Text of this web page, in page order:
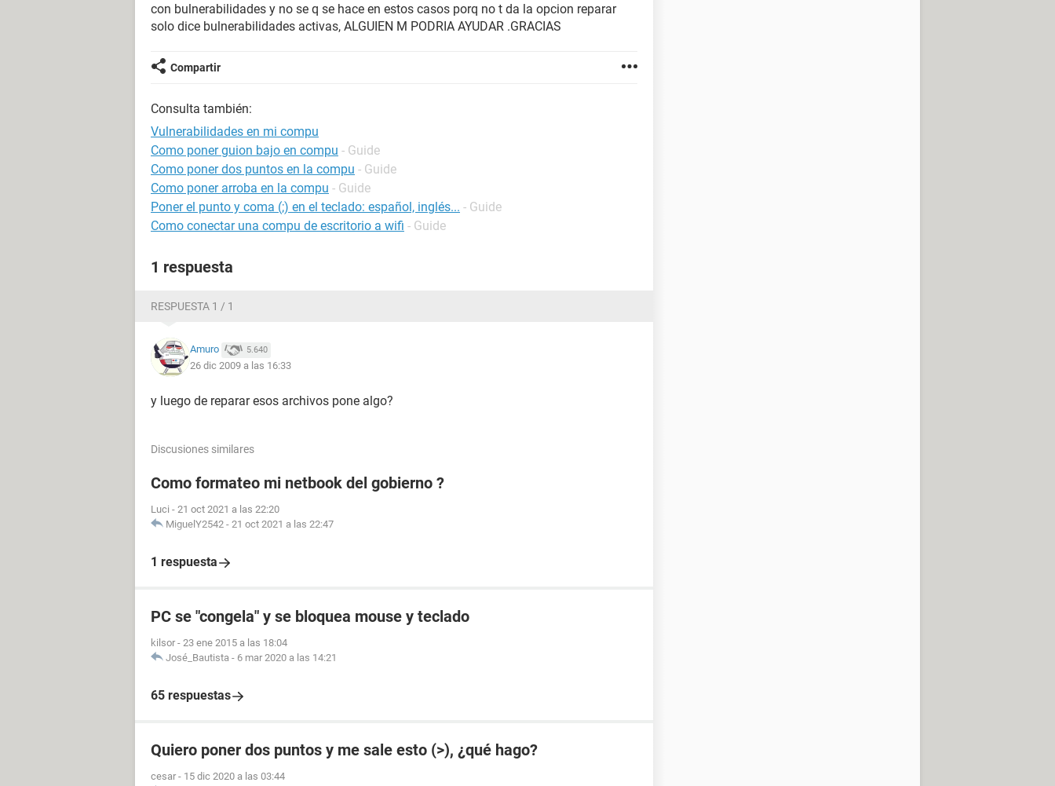
con bulnerabilidades y no se q se hace en estos casos porq no t da la opcion reparar
solo dice bulnerabilidades activas, ALGUIEN M PODRIA AYUDAR .GRACIAS
Compartir
Consulta también:
Vulnerabilidades en mi compu
Como poner guion bajo en compu - Guide
Como poner dos puntos en la compu - Guide
Como poner arroba en la compu - Guide
Poner el punto y coma (;) en el teclado: español, inglés... - Guide
Como conectar una compu de escritorio a wifi - Guide
1 respuesta
RESPUESTA 1 / 1
Amuro 5.640
26 dic 2009 a las 16:33
y luego de reparar esos archivos pone algo?
Discusiones similares
Como formateo mi netbook del gobierno ?
Luci - 21 oct 2021 a las 22:20
MiguelY2542 - 21 oct 2021 a las 22:47
1 respuesta
PC se "congela" y se bloquea mouse y teclado
kilsor - 23 ene 2015 a las 18:04
José_Bautista - 6 mar 2020 a las 14:21
65 respuestas
Quiero poner dos puntos y me sale esto (>), ¿qué hago?
cesar - 15 dic 2020 a las 03:44